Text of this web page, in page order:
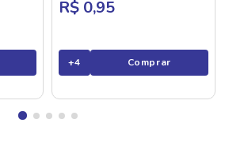
R$ 0,95
+4 Comprar